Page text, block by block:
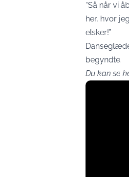
“Så når vi
her, hvor
elsker!”
begyndte.
Du kan se
Display